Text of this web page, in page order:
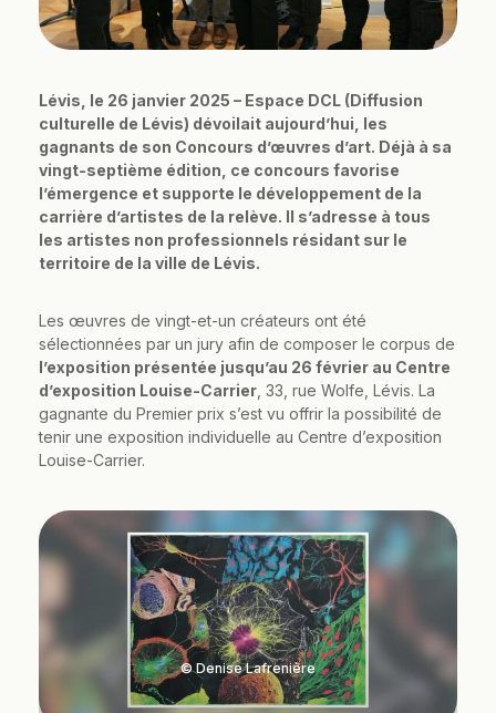
Lévis, le 26 janvier 2025 – Espace DCL (Diffusion
culturelle de Lévis) dévoilait aujourd’hui, les
gagnants de son Concours d’œuvres d’art. Déjà à sa
vingt-septième édition, ce concours favorise
l’émergence et supporte le développement de la
carrière d’artistes de la relève. Il s’adresse à tous
les artistes non professionnels résidant sur le
territoire de la ville de Lévis.
Les œuvres de vingt-et-un créateurs ont été
sélectionnées par un jury afin de composer le corpus de
l’exposition présentée jusqu’au 26 février au Centre
d’exposition Louise-Carrier , 33, rue Wolfe, Lévis. La
gagnante du Premier prix s’est vu offrir la possibilité de
tenir une exposition individuelle au Centre d’exposition
Louise-Carrier.
© Denise Lafrenière